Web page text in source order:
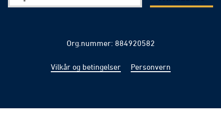
Org.nummer: 884920582
Vilkår og betingelser Personvern